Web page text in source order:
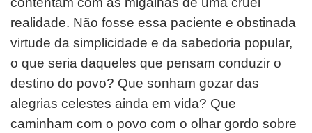
realidade. Não fosse essa paciente e obstinada
virtude da simplicidade e da sabedoria popular,
o que seria daqueles que pensam conduzir o
destino do povo? Que sonham gozar das
alegrias celestes ainda em vida? Que
caminham com o povo com o olhar gordo sobre